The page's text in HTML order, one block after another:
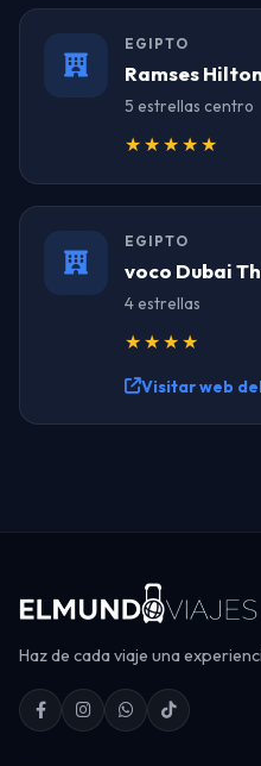
EGIPTO
Ramses Hilton
5 estrellas centro
★★★★★
EGIPTO
voco Dubai
4 estrellas
★★★★
Visitar web
Haz de cada viaje una